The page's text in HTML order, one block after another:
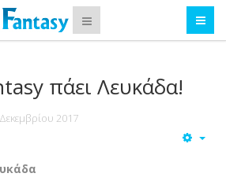
πάει Λευκάδα!
2017